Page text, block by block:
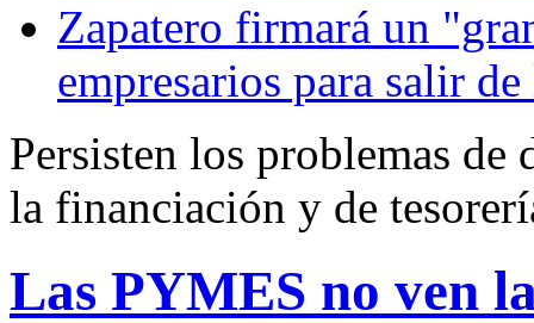
Zapatero firmará un
empresarios para salir
Persisten los problemas de
la financiación y de
Las PYMES no ven